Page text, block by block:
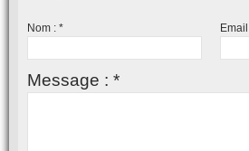
Nom : *
Message : *